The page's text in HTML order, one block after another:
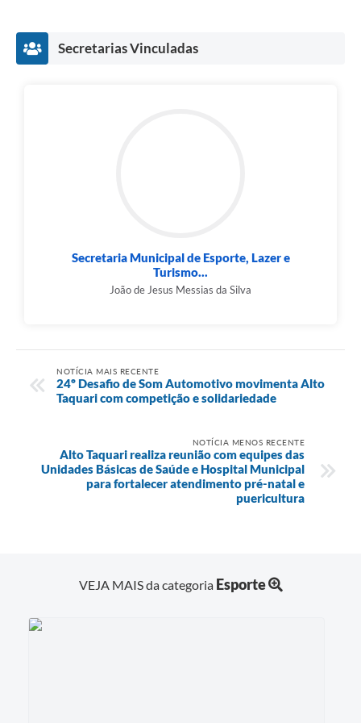
Secretarias Vinculadas
Secretaria Municipal de Esporte, Lazer e
Turismo...
João de Jesus Messias da Silva
NOTÍCIA MAIS RECENTE
24º Desafio de Som Automotivo movimenta Alto
Taquari com competição e solidariedade
NOTÍCIA MENOS RECENTE
Alto Taquari realiza reunião com equipes das
Unidades Básicas de Saúde e Hospital Municipal
para fortalecer atendimento pré-natal e
puericultura
VEJA MAIS da categoria Esporte